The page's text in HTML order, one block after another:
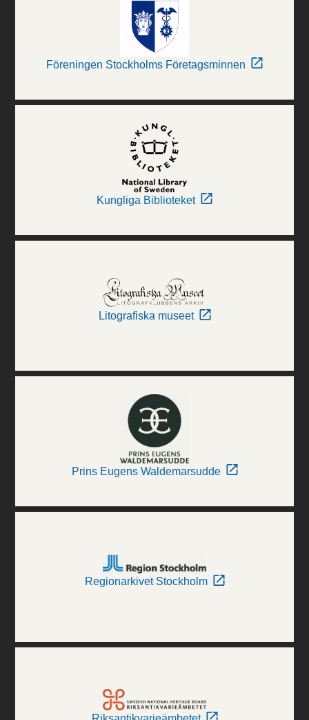
Föreningen Stockholms Företagsminnen
Kungliga Biblioteket
Litografiska museet
Prins Eugens Waldemarsudde
Regionarkivet Stockholm